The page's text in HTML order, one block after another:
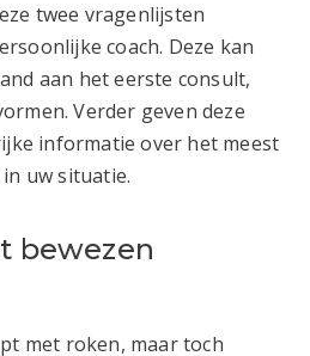
twee vragenlijsten
coach. Deze kan
aan het eerste consult,
Verder geven deze
informatie over het meest
uw situatie.
bewezen
met roken, maar toch